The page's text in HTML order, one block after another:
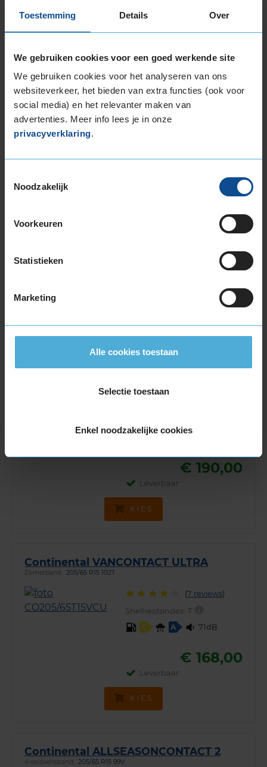
Toestemming Details Over
We gebruiken cookies voor een goed werkende site
We gebruiken cookies voor het analyseren van ons
websiteverkeer, het bieden van extra functies (ook voor
social media) en het relevanter maken van
advertenties. Meer info lees je in onze
privacyverklaring.
Noodzakelijk
Voorkeuren
Statistieken
Marketing
Alle cookies toestaan
Selectie toestaan
Enkel noodzakelijke cookies
B
70dB
€ 161,00
KIES
363 reviews)
69dB
€ 162,00
Continental VANCONTACT 4SEASON
4-seizoensband 205/65 R15 102T
B
€ 190,00
Leverbaar
KIES
Continental VANCONTACT ULTRA
Zomerband 205/65 R15 102T
(7 reviews)
Snelheidsindex:T
C
A 71dB
€ 168,00
Leverbaar
KIES
Continental ALLSEASONCONTACT 2
4-seizoensband 205/65 R15 99V